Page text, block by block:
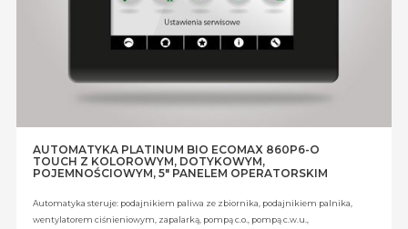
AUTOMATYKA PLATINUM BIO ECOMAX 860P6-O
TOUCH Z KOLOROWYM, DOTYKOWYM,
POJEMNOŚCIOWYM, 5" PANELEM OPERATORSKIM
Automatyka steruje: podajnikiem paliwa ze zbiornika, podajnikiem palnika,
wentylatorem ciśnieniowym, zapalarką, pompą c.o., pompą c.w.u.,